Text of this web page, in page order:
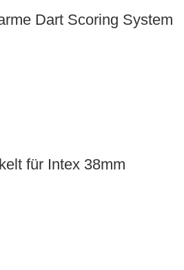
Dart Scoring System
für Intex 38mm